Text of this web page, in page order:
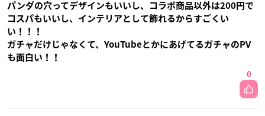
パンダの穴ってデザインもいいし、コラボ商品以外は200円で
コスパもいいし、インテリアとして飾れるからすごくい
い！！！
ガチャだけじゃなくて、YouTubeとかにあげてるガチャのPV
も面白い！！
0